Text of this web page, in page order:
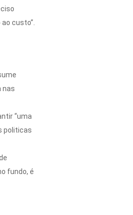
custo”.
nas
“uma
politicas
fundo, é